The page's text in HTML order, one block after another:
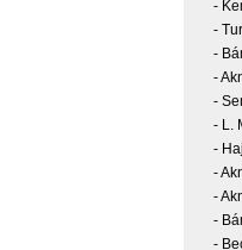
-
-
-
-
-
- L.
-
-
-
-
-